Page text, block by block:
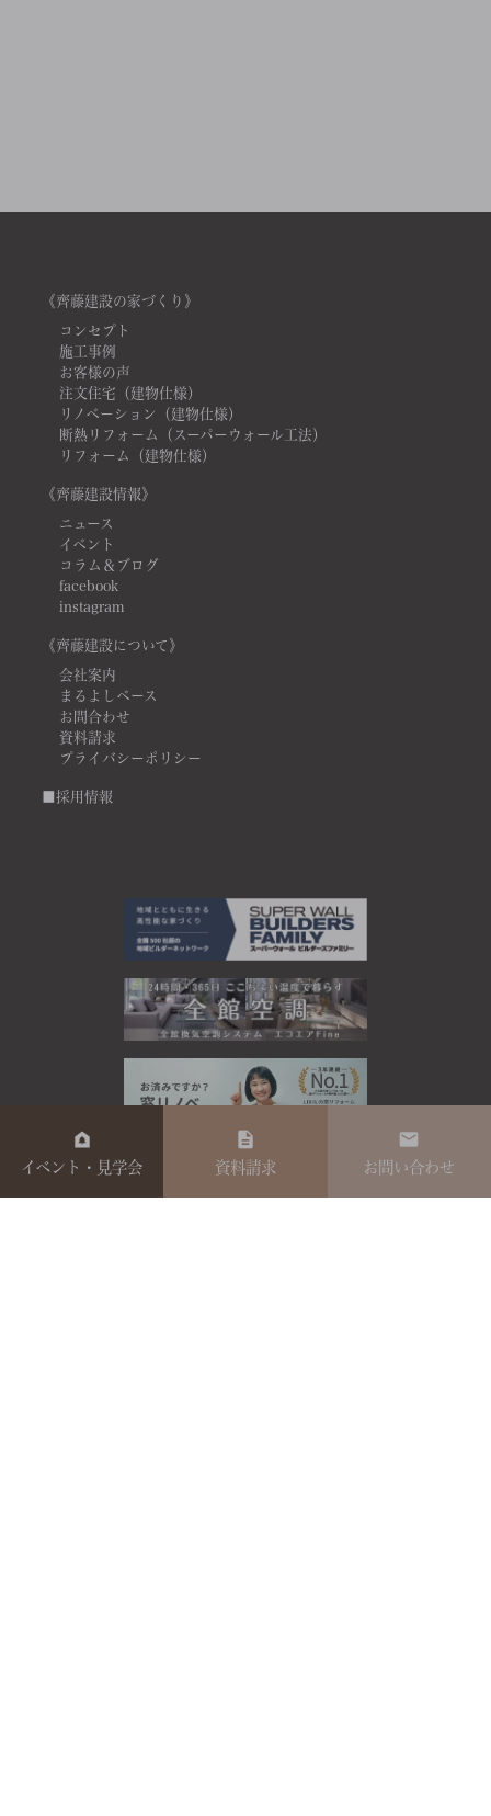
《齊藤建設の家づくり》
コンセプト
施工事例
お客様の声
注文住宅（建物仕様）
リノベーション（建物仕様）
断熱リフォーム（スーパーウォール工法）
リフォーム（建物仕様）
《齊藤建設情報》
ニュース
イベント
コラム＆ブログ
facebook
instagram
《齊藤建設について》
会社案内
まるよしベース
お問合わせ
資料請求
プライバシーポリシー
■採用情報
イベント・見学会 資料請求 お問い合わせ